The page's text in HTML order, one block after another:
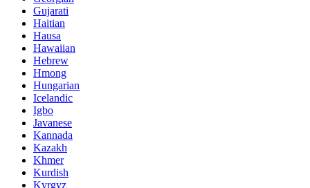
Gujarati
Haitian
Hausa
Hawaiian
Hebrew
Hmong
Hungarian
Icelandic
Igbo
Javanese
Kannada
Kazakh
Khmer
Kurdish
Kyrgyz